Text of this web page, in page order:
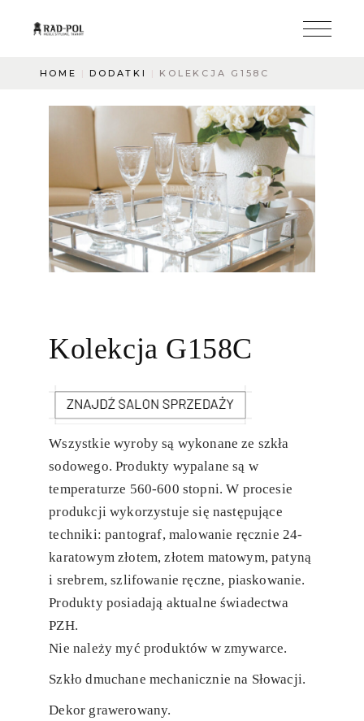
HOME DODATKI KOLEKCJA G158C
Kolekcja G158C
Wszystkie wyroby są wykonane ze szkła
sodowego. Produkty wypalane są w
temperaturze 560-600 stopni. W procesie
produkcji wykorzystuje się następujące
techniki: pantograf, malowanie ręcznie 24-
karatowym złotem, złotem matowym, patyną
i srebrem, szlifowanie ręczne, piaskowanie.
Produkty posiadają aktualne świadectwa
PZH.
Nie należy myć produktów w zmywarce.
Szkło dmuchane mechanicznie na Słowacji.
Dekor grawerowany.